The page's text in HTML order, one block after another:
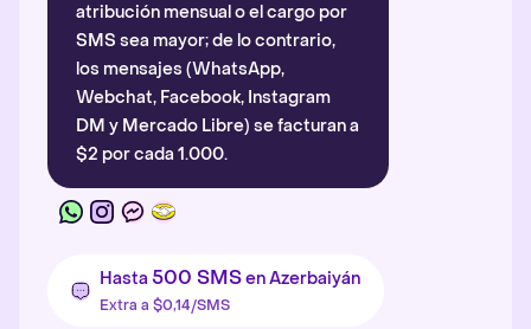
atribución mensual o el cargo por
SMS sea mayor; de lo contrario,
los mensajes (WhatsApp,
Webchat, Facebook, Instagram
DM y Mercado Libre) se facturan a
$2 por cada 1.000.
Hasta 500 SMSen Azerbaiyán
Extra a $0,14/SMS